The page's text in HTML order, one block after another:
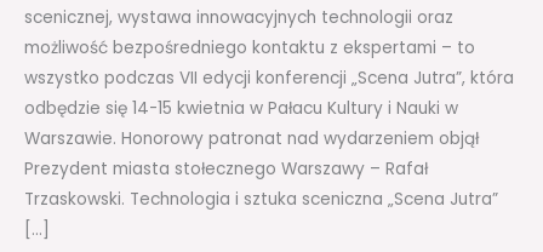
scenicznej, wystawa innowacyjnych technologii oraz
możliwość bezpośredniego kontaktu z ekspertami – to
wszystko podczas VII edycji konferencji „Scena Jutra”, która
odbędzie się 14-15 kwietnia w Pałacu Kultury i Nauki w
Warszawie. Honorowy patronat nad wydarzeniem objął
Prezydent miasta stołecznego Warszawy – Rafał
Trzaskowski. Technologia i sztuka sceniczna „Scena Jutra”
[…]